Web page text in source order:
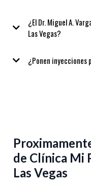
¿El Dr. Miguel A.
Las Vegas?
¿Ponen inyecciones
de Clínica Mi
Las Vegas